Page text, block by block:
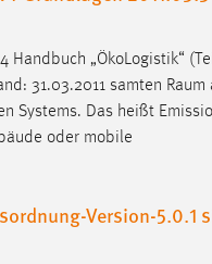
Handbuch „ÖkoLogistik“
31.03.2011 samten Raum
Systems. Das heißt
oder mobile
Version-5.0.1